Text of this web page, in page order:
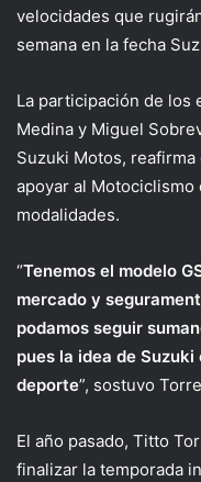
velocidades que
semana en la fecha
La participación de los
Medina y Miguel
Suzuki Motos,
apoyar al
modalidades.
“Tenemos el modelo
mercado y
podamos seguir
pues la idea de
deporte”, sostuvo
El año pasado, Titto
finalizar la temporada